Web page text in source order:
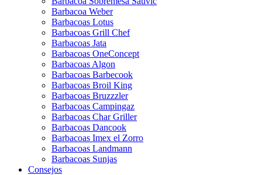
Barbacoa Weber
Barbacoas Lotus
Barbacoas Grill Chef
Barbacoas Jata
Barbacoas OneConcept
Barbacoas Algon
Barbacoas Barbecook
Barbacoas Broil King
Barbacoas Bruzzzler
Barbacoas Campingaz
Barbacoas Char Griller
Barbacoas Dancook
Barbacoas Imex el Zorro
Barbacoas Landmann
Barbacoas Sunjas
Consejos